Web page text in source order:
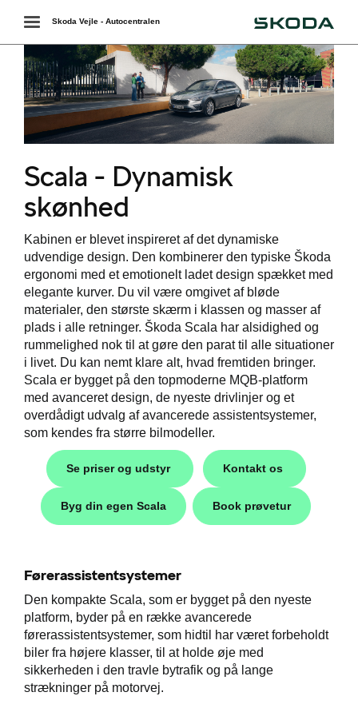
levering
til hurtig
Toggle
navigation
Skoda Vejle - Autocentralen
Scala - Dynamisk
skønhed
Kabinen er blevet inspireret af det dynamiske
udvendige design. Den kombinerer den typiske Škoda
ergonomi med et emotionelt ladet design spækket med
elegante kurver. Du vil være omgivet af bløde
materialer, den største skærm i klassen og masser af
plads i alle retninger. Škoda Scala har alsidighed og
rummelighed nok til at gøre den parat til alle situationer
i livet. Du kan nemt klare alt, hvad fremtiden bringer.
Scala er bygget på den topmoderne MQB-platform
med avanceret design, de nyeste drivlinjer og et
overdådigt udvalg af avancerede assistentsystemer,
som kendes fra større bilmodeller.
Se priser og udstyr Kontakt os
Byg din egen Scala Book prøvetur
Førerassistentsystemer
Den kompakte Scala, som er bygget på den nyeste
platform, byder på en række avancerede
førerassistentsystemer, som hidtil har været forbeholdt
biler fra højere klasser, til at holde øje med
sikkerheden i den travle bytrafik og på lange
strækninger på motorvej.